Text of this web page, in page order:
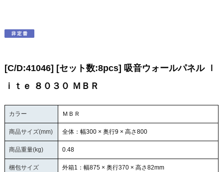
[C/D:41046] [セット数:8pcs] 吸音ウォールパネル ｌ
ｉｔｅ ８０３０ ＭＢＲ
カラー ＭＢＲ
商品サイズ(mm) 全体：幅300 × 奥行9 × 高さ800
商品重量(kg) 0.48
梱包サイズ 外箱1：幅875 × 奥行370 × 高さ82mm